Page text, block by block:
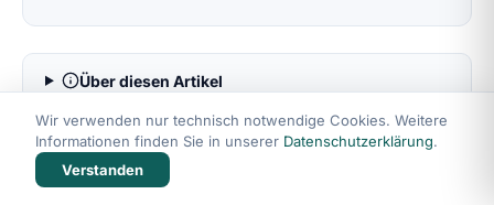
Über diesen Artikel
Wir verwenden nur technisch notwendige Cookies. Weitere
Informationen finden Sie in unserer Datenschutzerklärung.
Verstanden